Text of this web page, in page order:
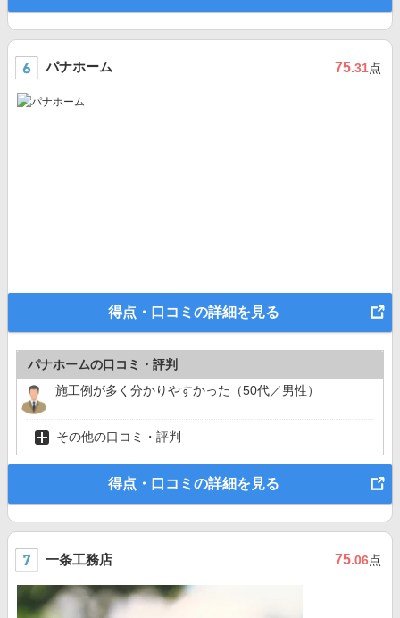
パナホーム 75.31点
得点・口コミの詳細を見る
パナホームの口コミ・評判
施工例が多く分かりやすかった（50代／男性）
その他の口コミ・評判
得点・口コミの詳細を見る
一条工務店 75.06点